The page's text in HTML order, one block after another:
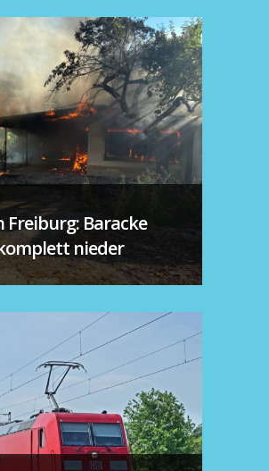
Freiburg: Baracke
nieder